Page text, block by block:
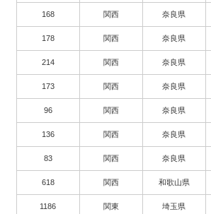
168 関西 奈良県
178 関西 奈良県
214 関西 奈良県
173 関西 奈良県
96 関西 奈良県
136 関西 奈良県
83 関西 奈良県
618 関西 和歌山県
1186 関東 埼玉県